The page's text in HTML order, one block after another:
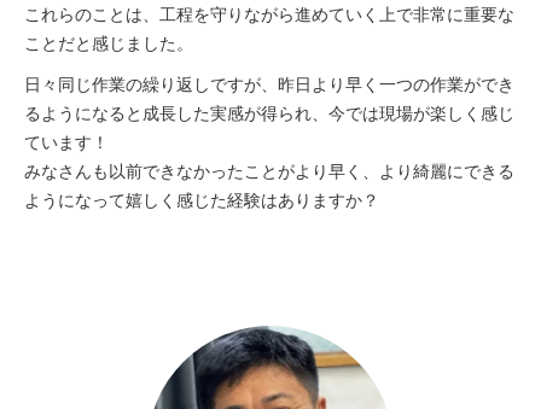
これらのことは、工程を守りながら進めていく上で非常に重要な
ことだと感じました。
日々同じ作業の繰り返しですが、昨日より早く一つの作業ができ
るようになると成長した実感が得られ、今では現場が楽しく感じ
ています！
みなさんも以前できなかったことがより早く、より綺麗にできる
ようになって嬉しく感じた経験はありますか？